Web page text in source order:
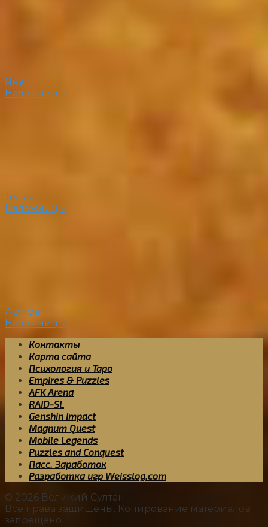
Янэт
Наложницы
Телия
Наложницы
Афифе
Наложницы
Контакты
Карта сайта
Психология и Таро
Empires & Puzzles
AFK Arena
RAID-SL
Genshin Impact
Magnum Quest
Mobile Legends
Puzzles and Conquest
Пасс. Заработок
Разработка игр Weisslog.com
© 2026 Великий Султан
Все права защищены. Копирование материалов
запрещено.